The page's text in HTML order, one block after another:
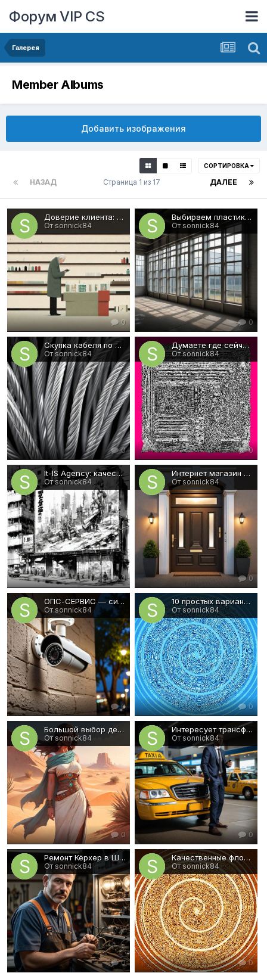
Форум VIP CS
Галерея
Member Albums
Добавить изображения
СОРТИРОВКА
НАЗАД ДАЛЕЕ
Страница 1 из 17
Доверие клиента: Главные секреты привлечения и удержания
От sonnick84
0
Выбираем пластиковые окна в СПб лучшего качества
От sonnick84
0
Скупка кабеля по высокой цене
От sonnick84
0
Думаете где сейчас можно трастовые ссылки купить?
От sonnick84
0
It-IS Agency: качественные решения для вас
От sonnick84
0
Интернет магазин с широким выбором дверей по доступным расценкам
От sonnick84
0
ОПС-СЕРВИС — системы безопасности в Омске под ключ
От sonnick84
0
10 простых вариантов улучшения собственной презентации
От sonnick84
0
Большой выбор девушек в известном агентстве!
От sonnick84
0
Интересует трансфер в аэропорт Домодедово? Позвоните!
От sonnick84
0
Ремонт Кёрхер в Шклове от специалистов
От sonnick84
0
Качественные флокулянты по низким ценам от российского производителя
От sonnick84
0